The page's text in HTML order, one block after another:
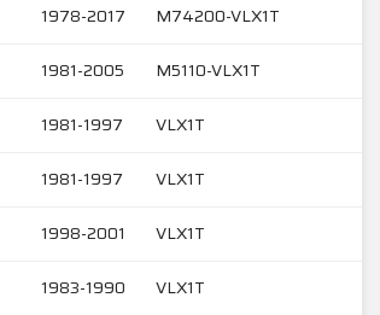
1978-2017 M74200-VLX1T
1981-2005 M5110-VLX1T
1981-1997 VLX1T
1981-1997 VLX1T
1998-2001 VLX1T
1983-1990 VLX1T